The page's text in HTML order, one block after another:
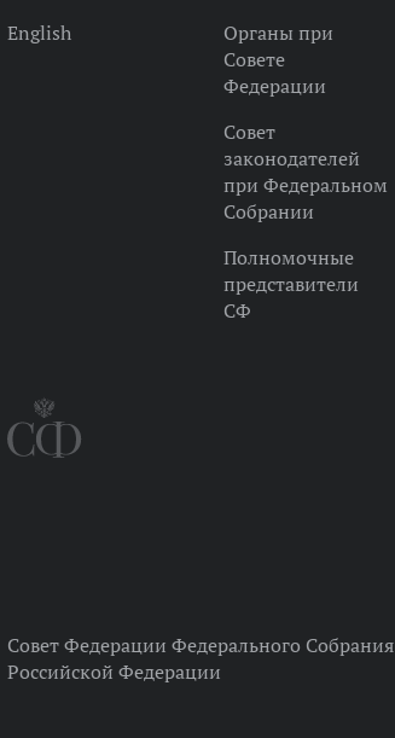
English
Органы при
Совете
Федерации
Совет
законодателей
при Федеральном
Собрании
Полномочные
представители
СФ
Совет Федерации Федерального Собрания
Российской Федерации